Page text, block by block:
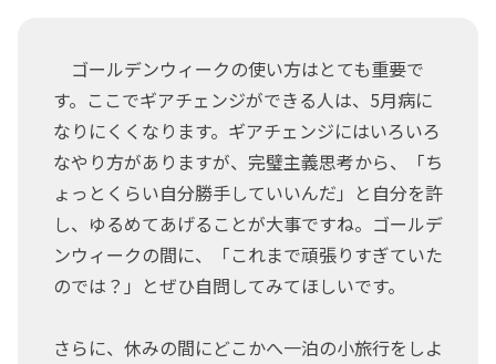
ゴールデンウィークの使い方はとても重要で
す。ここでギアチェンジができる人は、5月病に
なりにくくなります。ギアチェンジにはいろいろ
なやり方がありますが、完璧主義思考から、「ち
ょっとくらい自分勝手していいんだ」と自分を許
し、ゆるめてあげることが大事ですね。ゴールデ
ンウィークの間に、「これまで頑張りすぎていた
のでは？」とぜひ自問してみてほしいです。
さらに、休みの間にどこかへ一泊の小旅行をしよ